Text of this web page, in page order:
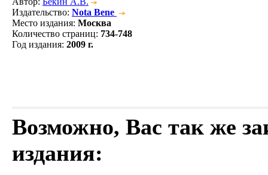
Издательство: Nota Bene
Место издания: Москва
Количество страниц: 734-748
Год издания: 2009 г.
Возможно, Вас так же
издания: